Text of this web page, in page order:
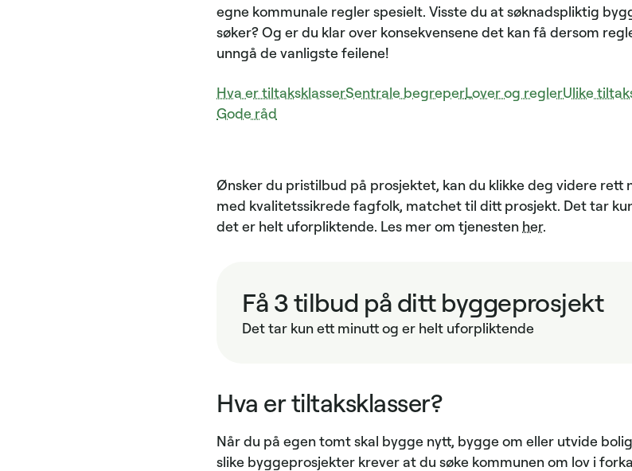
egne kommunale regler spesielt. Visste du at søknadspliktig
søker? Og er du klar over konsekvensene det kan få dersom
unngå de vanligste feilene!
Hva er tiltaksklasserSentrale begreperLover og reglerUlike
Gode råd
Ønsker du pristilbud på prosjektet, kan du klikke deg videre rett
med kvalitetssikrede fagfolk, matchet til ditt prosjekt. Det tar
det er helt uforpliktende. Les mer om tjenesten her.
Få 3 tilbud på ditt byggeprosjekt
Det tar kun ett minutt og er helt uforpliktende
Hva er tiltaksklasser?
Når du på egen tomt skal bygge nytt, bygge om eller utvide
slike byggeprosjekter krever at du søke kommunen om lov i